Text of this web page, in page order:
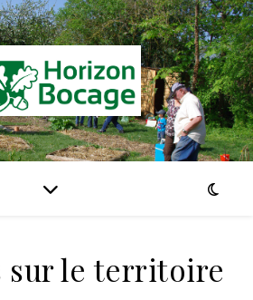
sur le territoire